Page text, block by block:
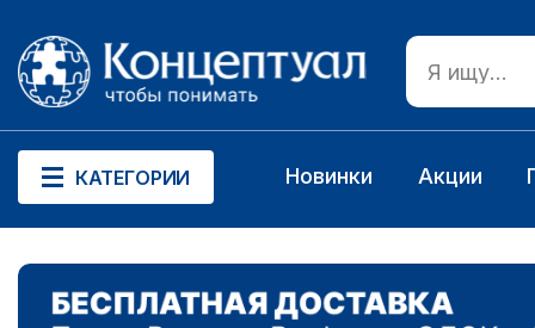
КАТЕГОРИИ Новинки Акции